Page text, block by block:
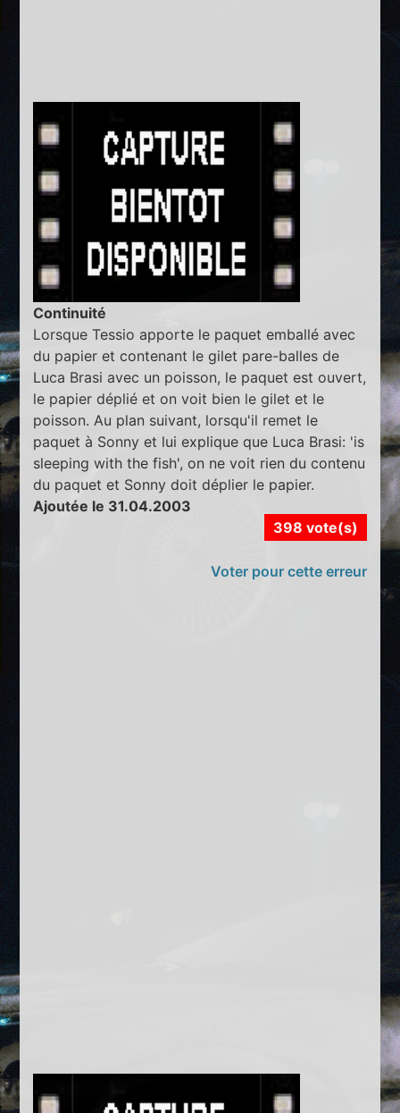
Continuité
Lorsque Tessio apporte le paquet emballé avec
du papier et contenant le gilet pare-balles de
Luca Brasi avec un poisson, le paquet est ouvert,
le papier déplié et on voit bien le gilet et le
poisson. Au plan suivant, lorsqu'il remet le
paquet à Sonny et lui explique que Luca Brasi: 'is
sleeping with the fish', on ne voit rien du contenu
du paquet et Sonny doit déplier le papier.
Ajoutée le 31.04.2003
398 vote(s)
Voter pour cette erreur